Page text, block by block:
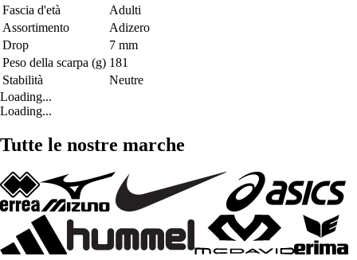
Fascia d'età
Adulti
Assortimento
Adizero
Drop
7 mm
Peso della scarpa (g) 181
Stabilità
Neutre
Loading...
Loading...
Tutte le nostre marche